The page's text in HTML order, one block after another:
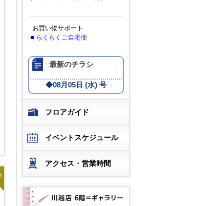
お買い物サポート
■ らくらくご自宅便
最新のチラシ
◆08月05日 (水) 号
フロアガイド
イベントスケジュール
アクセス・営業時間